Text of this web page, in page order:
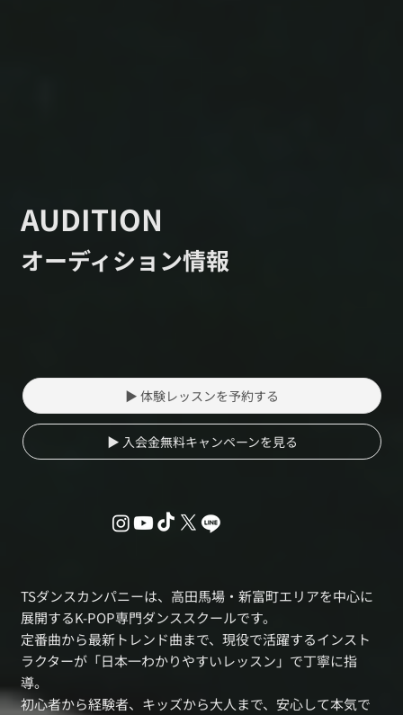
AUDITION
オーディション情報
▶ 体験レッスンを予約する
▶ 入会金無料キャンペーンを見る
TSダンスカンパニーは、高田馬場・新富町エリアを中心に
展開するK-POP専門ダンススクールです。
定番曲から最新トレンド曲まで、現役で活躍するインスト
ラクターが「日本一わかりやすいレッスン」で丁寧に指
導。
初心者から経験者、キッズから大人まで、安心して本気で